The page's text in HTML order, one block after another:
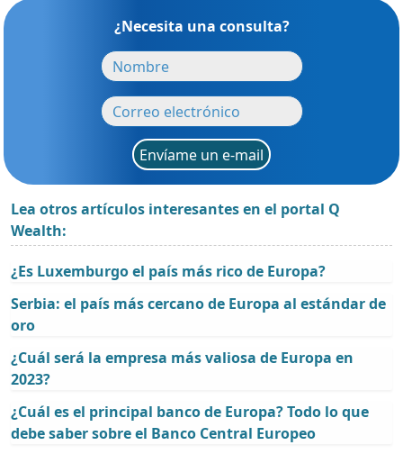
¿Necesita una consulta?
Envíame un e-mail
Lea otros artículos interesantes en el portal Q
Wealth:
¿Es Luxemburgo el país más rico de Europa?
Serbia: el país más cercano de Europa al estándar de
oro
¿Cuál será la empresa más valiosa de Europa en
2023?
¿Cuál es el principal banco de Europa? Todo lo que
debe saber sobre el Banco Central Europeo